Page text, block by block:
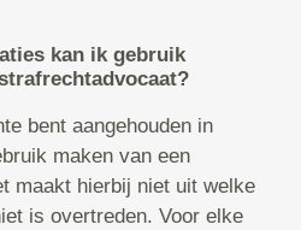
kan ik gebruik
bent aangehouden in
maken van een
maakt hierbij niet uit welke
is overtreden. Voor elke